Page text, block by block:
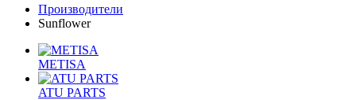
Производители
Sunflower
METISA
ATU PARTS